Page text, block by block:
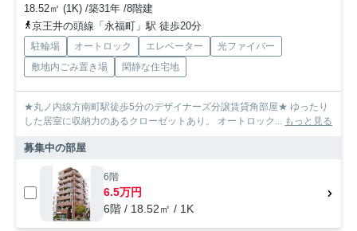
18.52㎡ (1K) /築31年 /8階建
京王井の頭線「永福町」駅 徒歩20分
駐輪場 オートロック エレベーター
光ファイバー
敷地内ごみ置き場
閑静な住宅地
★丸ノ内線方南町駅徒歩5分のデザイナーズ分譲賃貸角部屋★ ゆったり
した居室に収納力のあるクローゼットあり。 オートロック... もっと見る
募集中の部屋
6階
6.5万円
6階 / 18.52㎡ / 1K